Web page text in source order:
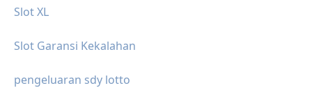
Slot XL
Slot Garansi Kekalahan
pengeluaran sdy lotto